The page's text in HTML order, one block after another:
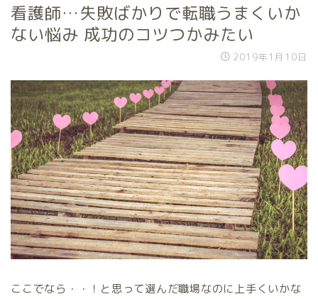
看護師…失敗ばかりで転職うまくいか
ない悩み 成功のコツつかみたい
2019年1月10日
ここでなら・・！と思って選んだ職場なのに上手くいかな